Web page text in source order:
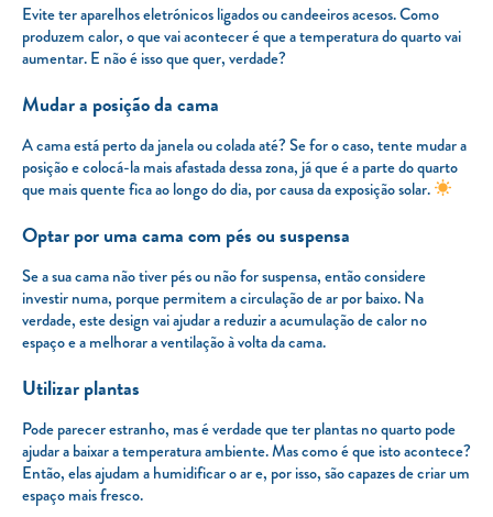
Evite ter aparelhos eletrónicos ligados ou candeeiros acesos. Como
produzem calor, o que vai acontecer é que a temperatura do quarto vai
aumentar. E não é isso que quer, verdade?
Mudar a posição da cama
A cama está perto da janela ou colada até? Se for o caso, tente mudar a
posição e colocá-la mais afastada dessa zona, já que é a parte do quarto
que mais quente fica ao longo do dia, por causa da exposição solar.
Optar por uma cama com pés ou suspensa
Se a sua cama não tiver pés ou não for suspensa, então considere
investir numa, porque permitem a circulação de ar por baixo. Na
verdade, este design vai ajudar a reduzir a acumulação de calor no
espaço e a melhorar a ventilação à volta da cama.
Utilizar plantas
Pode parecer estranho, mas é verdade que ter plantas no quarto pode
ajudar a baixar a temperatura ambiente. Mas como é que isto acontece?
Então, elas ajudam a humidificar o ar e, por isso, são capazes de criar um
espaço mais fresco.